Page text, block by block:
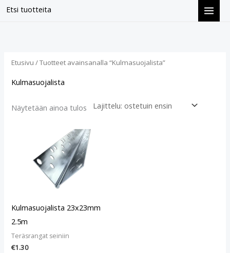
Etsi tuotteita
Siirry
Etusivu / Tuotteet avainsanalla “Kulmasuojalista”
Kulmasuojalista
Näytetään ainoa tulos
Kulmasuojalista 23x23mm
2.5m
Teräsrangat seiniin
€1.30